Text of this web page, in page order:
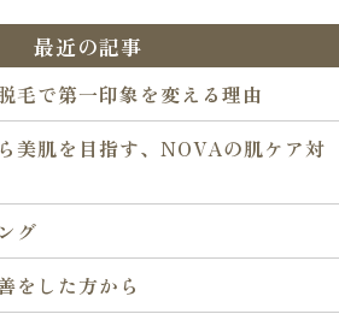
最近の記事
毛で第一印象を変える理由
美肌を目指す、NOVAの肌ケア対
グ
をした方から